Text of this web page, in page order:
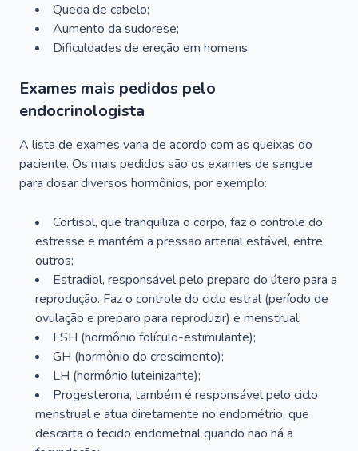
Queda de cabelo;
Aumento da sudorese;
Dificuldades de ereção em homens.
Exames mais pedidos pelo
endocrinologista
A lista de exames varia de acordo com as queixas do
paciente. Os mais pedidos são os exames de sangue
para dosar diversos hormônios, por exemplo:
Cortisol, que tranquiliza o corpo, faz o controle do
estresse e mantém a pressão arterial estável, entre
outros;
Estradiol, responsável pelo preparo do útero para a
reprodução. Faz o controle do ciclo estral (período de
ovulação e preparo para reproduzir) e menstrual;
FSH (hormônio folículo-estimulante);
GH (hormônio do crescimento);
LH (hormônio luteinizante);
Progesterona, também é responsável pelo ciclo
menstrual e atua diretamente no endométrio, que
descarta o tecido endometrial quando não há a